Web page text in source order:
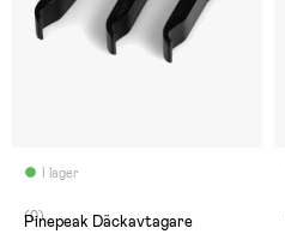
I lager
(0)
Pinepeak Däckavtagare